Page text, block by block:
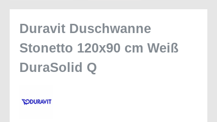
Duravit Duschwanne
Stonetto 120x90 cm Weiß
DuraSolid Q